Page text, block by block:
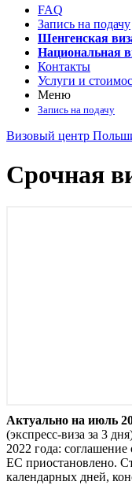
FAQ
Запись на подачу
Шенгенская
Национальная
Контакты
Услуги и
Меню
Запись на подачу
Визовый центр
Срочная
Актуально на июль
(экспресс-виза за 3
2022 года:
ЕС приостановлено.
календарных дней,